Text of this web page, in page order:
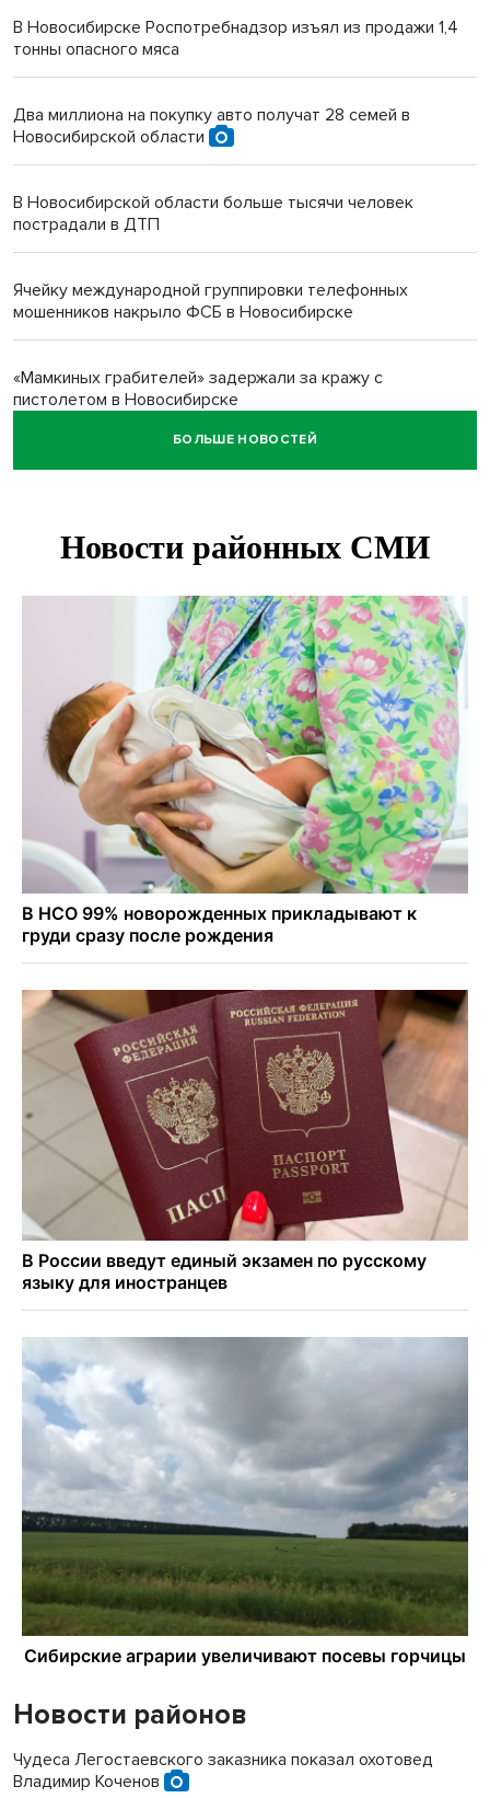
В Новосибирске Роспотребнадзор изъял из продажи 1,4
тонны опасного мяса
Два миллиона на покупку авто получат 28 семей в
Новосибирской области
В Новосибирской области больше тысячи человек
пострадали в ДТП
Ячейку международной группировки телефонных
мошенников накрыло ФСБ в Новосибирске
«Мамкиных грабителей» задержали за кражу с
пистолетом в Новосибирске
Царь-томат из Новосибирска побил рекорд России по
В Новосибирской области начинается второй пик
Новосибирских дачников призвали накормить животных в
Движение на три месяца ограничат на трассе
«Новосибирск - Ленинск-Кузнецкий»
БОЛЬШЕ НОВОСТЕЙ
Новости районов
Чудеса Легостаевского заказника показал охотовед
Владимир Коченов